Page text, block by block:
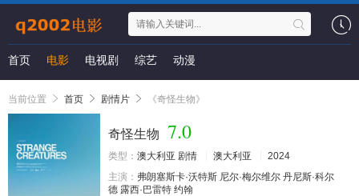
首页 电影 电视剧 综艺 动漫
当前位置 首页 剧情片 《奇怪生物》
奇怪生物 7.0
类型： 澳大利亚 剧情 澳大利亚
2024
主演： 弗朗塞斯卡·沃特斯 尼尔·梅尔维尔 丹尼斯·科尔
德 露西·巴雷特 约翰